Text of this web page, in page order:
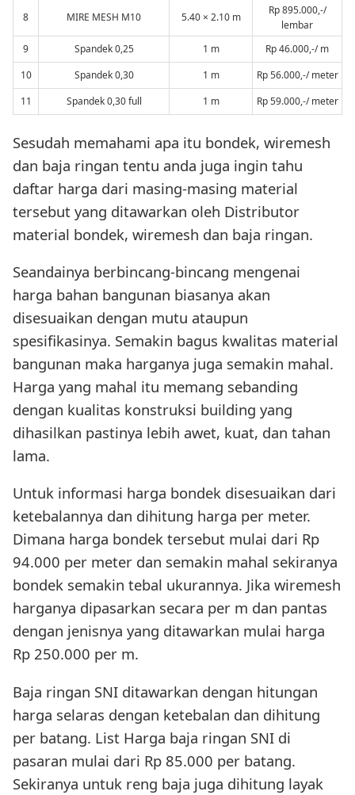
8 MIRE MESH M10 5.40 × 2.10 m
Rp 895.000,-/
lembar
9
Spandek 0,25 1 m
Rp 46.000,-/ m
10
Spandek 0,30 1 m
Rp 56.000,-/ meter
11
Spandek 0,30 full 1 m Rp 59.000,-/ meter
Sesudah memahami apa itu bondek, wiremesh
dan baja ringan tentu anda juga ingin tahu
daftar harga dari masing-masing material
tersebut yang ditawarkan oleh Distributor
material bondek, wiremesh dan baja ringan.
Seandainya berbincang-bincang mengenai
harga bahan bangunan biasanya akan
disesuaikan dengan mutu ataupun
spesifikasinya. Semakin bagus kwalitas material
bangunan maka harganya juga semakin mahal.
Harga yang mahal itu memang sebanding
dengan kualitas konstruksi building yang
dihasilkan pastinya lebih awet, kuat, dan tahan
lama.
Untuk informasi harga bondek disesuaikan dari
ketebalannya dan dihitung harga per meter.
Dimana harga bondek tersebut mulai dari Rp
94.000 per meter dan semakin mahal sekiranya
bondek semakin tebal ukurannya. Jika wiremesh
harganya dipasarkan secara per m dan pantas
dengan jenisnya yang ditawarkan mulai harga
Rp 250.000 per m.
Baja ringan SNI ditawarkan dengan hitungan
harga selaras dengan ketebalan dan dihitung
per batang. List Harga baja ringan SNI di
pasaran mulai dari Rp 85.000 per batang.
Sekiranya untuk reng baja juga dihitung layak